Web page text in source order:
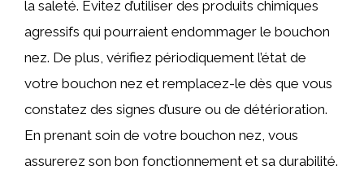
la saleté. Évitez d’utiliser des produits chimiques
agressifs qui pourraient endommager le bouchon
nez. De plus, vérifiez périodiquement l’état de
votre bouchon nez et remplacez-le dès que vous
constatez des signes d’usure ou de détérioration.
En prenant soin de votre bouchon nez, vous
assurerez son bon fonctionnement et sa durabilité.